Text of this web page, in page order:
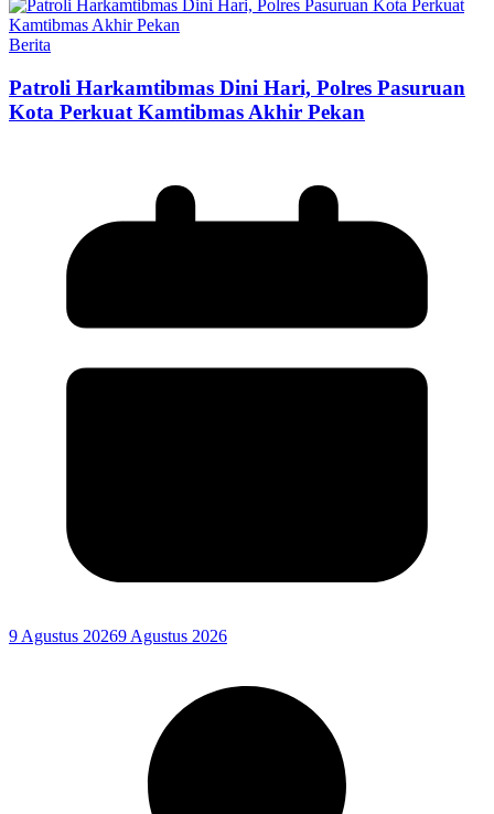
Berita
Patroli Harkamtibmas Dini Hari, Polres Pasuruan
Kota Perkuat Kamtibmas Akhir Pekan
9 Agustus 20269 Agustus 2026